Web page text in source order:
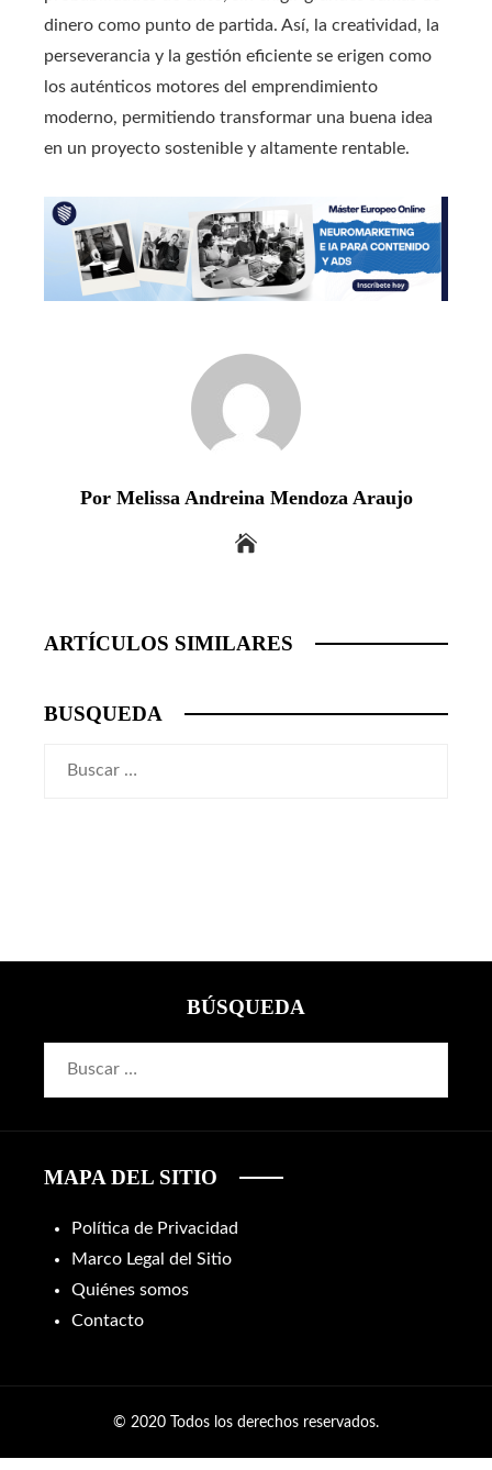
dinero como punto de partida. Así, la creatividad, la
perseverancia y la gestión eficiente se erigen como
los auténticos motores del emprendimiento
moderno, permitiendo transformar una buena idea
en un proyecto sostenible y altamente rentable.
Por Melissa Andreina Mendoza Araujo
ARTÍCULOS SIMILARES
BUSQUEDA
BÚSQUEDA
MAPA DEL SITIO
Política de Privacidad
Marco Legal del Sitio
Quiénes somos
Contacto
© 2020 Todos los derechos reservados.